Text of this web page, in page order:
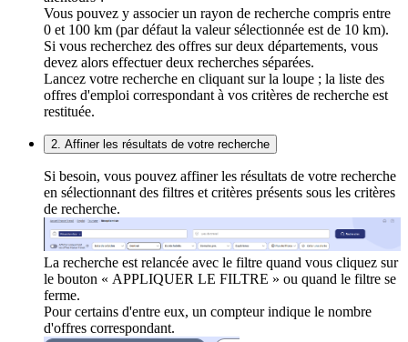
Vous pouvez y associer un rayon de recherche compris entre
0 et 100 km (par défaut la valeur sélectionnée est de 10 km).
Si vous recherchez des offres sur deux départements, vous
devez alors effectuer deux recherches séparées.
Lancez votre recherche en cliquant sur la loupe ; la liste des
offres d'emploi correspondant à vos critères de recherche est
restituée.
2. Affiner les résultats de votre recherche
Si besoin, vous pouvez affiner les résultats de votre recherche
en sélectionnant des filtres et critères présents sous les critères
de recherche.
La recherche est relancée avec le filtre quand vous cliquez sur
le bouton « APPLIQUER LE FILTRE » ou quand le filtre se
ferme.
Pour certains d'entre eux, un compteur indique le nombre
d'offres correspondant.